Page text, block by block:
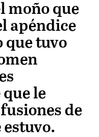
moño que
apéndice
que tuvo
le
de